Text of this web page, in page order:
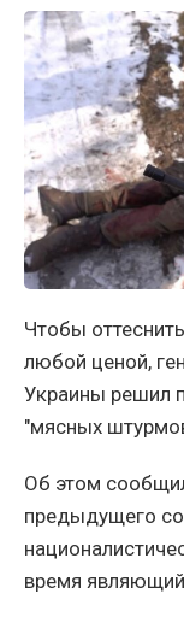
Чтобы
любой ценой,
Украины решил
"мясных
Об этом
предыдущего
время